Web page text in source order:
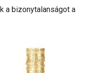
a bizonytalanságot a